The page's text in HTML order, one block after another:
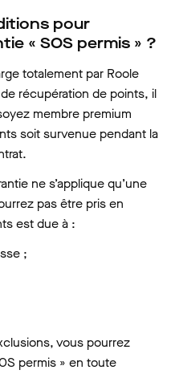
pour
« SOS permis » ?
totalement par Roole
récupération de points, il
membre premium
soit survenue pendant la
ne s’applique qu’une
pas être pris en
est due à :
;
vous pourrez
permis » en toute